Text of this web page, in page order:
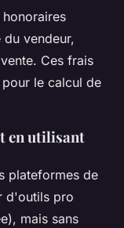
vendeur,
Ces frais
le calcul de
en utilisant
plateformes de
d'outils pro
mais sans